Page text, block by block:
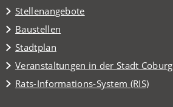
Stellenangebote
Baustellen
Stadtplan
(Öffnet
in
einem
neuen
Veranstaltungen in der Stadt Coburg
(Öffnet
in
einem
Rats-Informations-System (RIS)
(Öffnet